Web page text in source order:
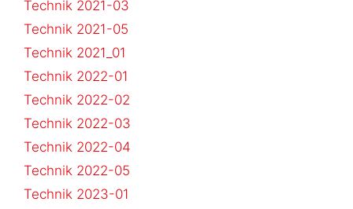
Technik 2021-03
Technik 2021-05
Technik 2021_01
Technik 2022-01
Technik 2022-02
Technik 2022-03
Technik 2022-04
Technik 2022-05
Technik 2023-01